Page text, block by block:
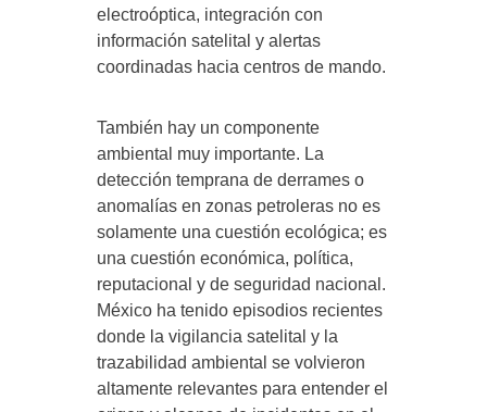
electroóptica, integración con
información satelital y alertas
coordinadas hacia centros de mando.
También hay un componente
ambiental muy importante. La
detección temprana de derrames o
anomalías en zonas petroleras no es
solamente una cuestión ecológica; es
una cuestión económica, política,
reputacional y de seguridad nacional.
México ha tenido episodios recientes
donde la vigilancia satelital y la
trazabilidad ambiental se volvieron
altamente relevantes para entender el